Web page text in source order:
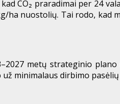
CO₂ praradimai per 24
nuostolių. Tai rodo, kad
metų strateginio
minimalaus dirbimo